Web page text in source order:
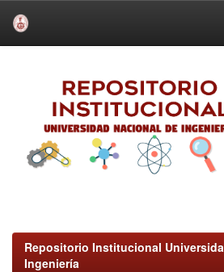
Repositorio Institucional
Ingeniería